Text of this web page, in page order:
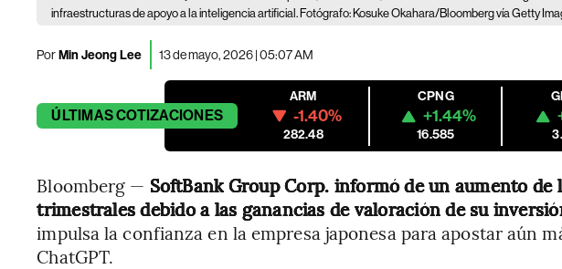
infraestructuras de apoyo a la inteligencia artificial. Fotógrafo: Kosuke Okahara/Bloomberg vía Getty
PorMin Jeong Lee 13 de mayo, 2026 | 05:07 AM
ÚLTIMASCOTIZACIONES
ARM
-1.40%
282.48
CPNG
+1.44%
16.585
Bloomberg — SoftBank Group Corp. informó de un aumento de
trimestrales debido a las ganancias de valoración de su
impulsa la confianza en la empresa japonesa para apostar aún
ChatGPT.